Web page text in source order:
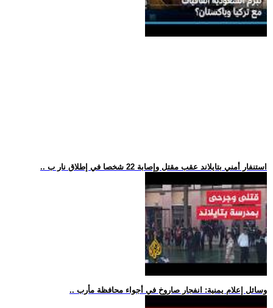
.. استنفار أمني بتايلاند عقب مقتل وإصابة 22 شخصا في إطلاق نار ب
.. وسائل إعلام يمنية: انفجار صاروخ في أجواء محافظة مأرب